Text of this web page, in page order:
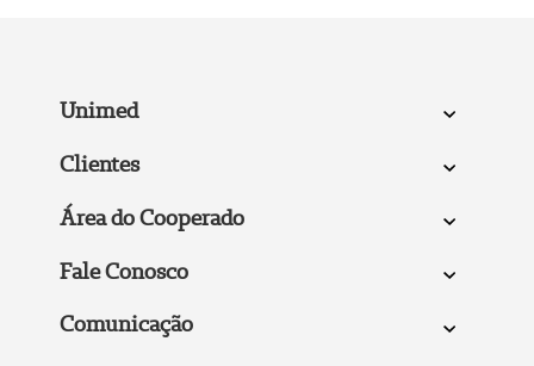
Unimed
Clientes
Área do Cooperado
Fale Conosco
Comunicação